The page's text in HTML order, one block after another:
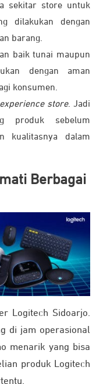
sekitar store untuk
dilakukan dengan
barang.
baik tunai maupun
dengan aman
konsumen.
experience store. Jadi
produk sebelum
kualitasnya dalam
Berbagai
Logitech Sidoarjo.
di jam operasional
menarik yang bisa
produk Logitech